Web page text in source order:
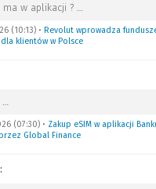
ma w aplikacji ? …
(10:13) • Revolut wprowadza
klientów w Polsce
…
(07:30) • Zakup eSIM w aplikacji
Global Finance
: